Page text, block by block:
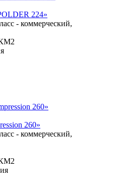
224»
- коммерческий,
260»
- коммерческий,